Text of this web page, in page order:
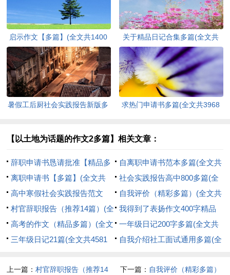
启示作文【多篇】(全文共1400
字)
关于精品日记合集多篇(全文共
4526字)
暑假工后厨社会实践报告新版多
求热门申请书多篇(全文共3968
【以土地为话题的作文2多篇】相关文章：
辞职申请书恳请批准【精品多
篇】(全文共1993字)
自离职申请书范本多篇(全文共
4524字)
离职申请书【多篇】(全文共
3077字)
社会实践报告高中800多篇(全
文共5414字)
高中寒假社会实践报告范文
（精选26篇）(全文共32096字)
自我评价（精彩多篇）(全文共
1634字)
村官辞职报告（推荐14篇）(全
文共6522字)
我得到了表扬作文400字精品
多篇(全文共1864字)
高考的作文（精品多篇）(全文
共3612字)
一年级日记200字多篇(全文共
1927字)
三年级日记21篇(全文共4581
自我介绍社工面试通用多篇(全
上一篇：村官辞职报告（推荐14 下一篇： 自我评价（精彩多篇）